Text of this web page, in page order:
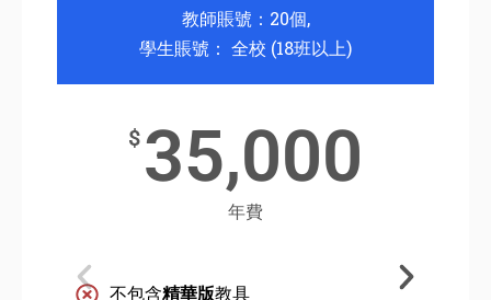
教師賬號：20個,
學生賬號： 全校 (18班以上)
$ 35,000
年費
不包含精華版教具